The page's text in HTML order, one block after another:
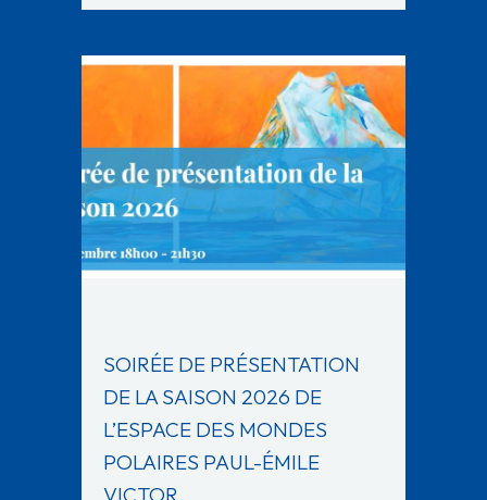
SOIRÉE DE PRÉSENTATION
DE LA SAISON 2026 DE
L’ESPACE DES MONDES
POLAIRES PAUL-ÉMILE
VICTOR.